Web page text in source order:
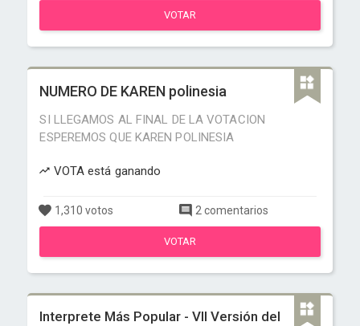
VOTAR
NUMERO DE KAREN polinesia
SI LLEGAMOS AL FINAL DE LA VOTACION
ESPEREMOS QUE KAREN POLINESIA
VOTA está ganando
1,310 votos 2 comentarios
VOTAR
Interprete Más Popular - VII Versión del